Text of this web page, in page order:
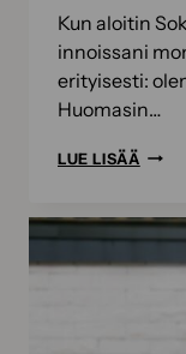
Kun aloitin
innoissani
erityisesti:
Huomasin…
LUE LISÄÄ
–